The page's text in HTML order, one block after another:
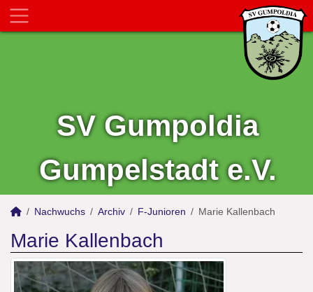
SV Gumpoldia
Gumpelstadt e.V.
Nachwuchs Archiv F-Junioren Marie Kallenbach
Marie Kallenbach